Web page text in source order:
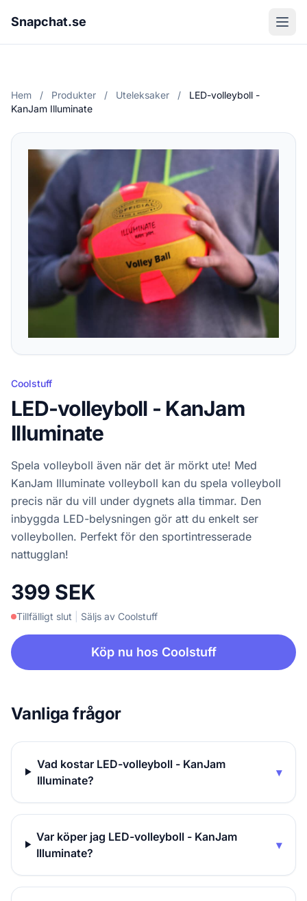
Snapchat.se
Hem / Produkter / Uteleksaker /
LED-volleyboll -
KanJam Illuminate
Coolstuff
LED-volleyboll - KanJam
Illuminate
Spela volleyboll även när det är mörkt ute! Med
KanJam Illuminate volleyboll kan du spela volleyboll
precis när du vill under dygnets alla timmar. Den
inbyggda LED-belysningen gör att du enkelt ser
volleybollen. Perfekt för den sportintresserade
nattugglan!
399 SEK
Tillfälligt slut Säljs av Coolstuff
Köp nu hos Coolstuff
Vanliga frågor
Vad kostar LED-volleyboll - KanJam
Illuminate?
▾
Var köper jag LED-volleyboll - KanJam
Illuminate?
▾